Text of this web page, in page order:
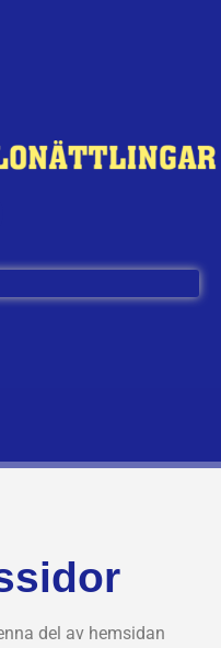
del av hemsidan